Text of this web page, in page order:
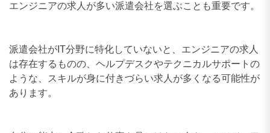
エンジニアの求人が多い派遣会社を選ぶことも重要です。
派遣会社がIT分野に特化していないと、エンジニアの求人
は存在するものの、ヘルプデスクやテクニカルサポートの
ような、スキルが身に付きづらい求人が多くなる可能性が
あります。